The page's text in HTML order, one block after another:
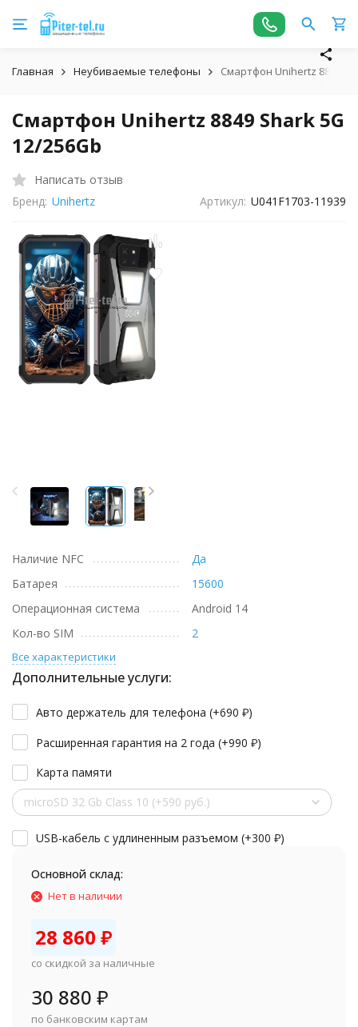
Главная Неубиваемые телефоны Смартфон Unihertz 8849
Смартфон Unihertz 8849 Shark 5G
12/256Gb
Написать отзыв
Бренд: Unihertz Артикул: U041F1703-11939
Наличие NFC
Да
Батарея
15600
Операционная система
Android 14
Кол-во SIM
2
Все характеристики
Дополнительные услуги:
Авто держатель для телефона (+690 ₽)
Расширенная гарантия на 2 года (+990 ₽)
Карта памяти
microSD 32 Gb Class 10 (+590 руб.)
USB-кабель с удлиненным разъемом (+300 ₽)
Основной склад:
Нет в наличии
28 860 ₽
со скидкой за наличные
30 880 ₽
по банковским картам